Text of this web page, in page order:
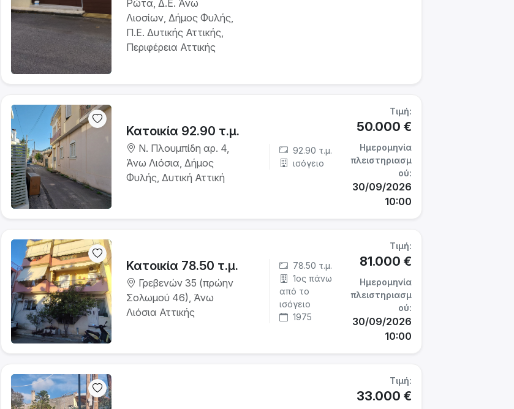
Ρώτα, Δ.Ε. Άνω
Λιοσίων, Δήμος Φυλής,
Π.Ε. Δυτικής Αττικής,
Περιφέρεια Αττικής
Κατοικία 92.90 τ.μ.
Ν. Πλουμπίδη αρ. 4,
Άνω Λιόσια, Δήμος
Φυλής, Δυτική Αττική
92.90 τ.μ.
ισόγειο
Τιμή:
50.000 €
Ημερομηνία
πλειστηριασμ
ού:
30/09/2026
10:00
Κατοικία 78.50 τ.μ.
Γρεβενών 35 (πρώην
Σολωμού 46), Άνω
Λιόσια Αττικής
78.50 τ.μ.
1ος πάνω
από το
ισόγειο
1975
Τιμή:
81.000 €
Ημερομηνία
πλειστηριασμ
ού:
30/09/2026
10:00
Τιμή:
33.000 €